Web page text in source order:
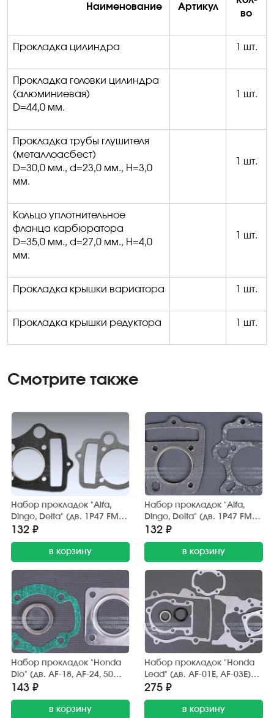
Наименование Артикул
во
Прокладка цилиндра 1 шт.
Прокладка головки цилиндра
(алюминиевая)
D=44,0 мм.
1 шт.
Прокладка трубы глушителя
(металлоасбест)
D=30,0 мм., d=23,0 мм., H=3,0
мм.
1 шт.
Кольцо уплотнительное
фланца карбюратора
D=35,0 мм., d=27,0 мм., H=4,0
мм.
1 шт.
Прокладка крышки вариатора 1 шт.
Прокладка крышки редуктора 1 шт.
Смотрите также
Набор прокладок "Alfa,
Dingo, Delta" (дв. 1P47 FMB,
4Т, 70 см3) поршневой
группы (2 шт.) Китай
132 ₽
в корзину
Набор прокладок "Alfa,
Dingo, Delta" (дв. 1P47 FMB,
4Т, 70 см3) поршневой
группы (2 шт.) Россия
132 ₽
в корзину
Набор прокладок "Honda
Dio" (дв. AF-18, AF-24, 50
см3) поршневой группы (3
шт.) FDF
143 ₽
в корзину
Набор прокладок "Honda
Lead" (дв. AF-01E, AF-03E)
двигателя (7 шт.) Gasket
275 ₽
в корзину